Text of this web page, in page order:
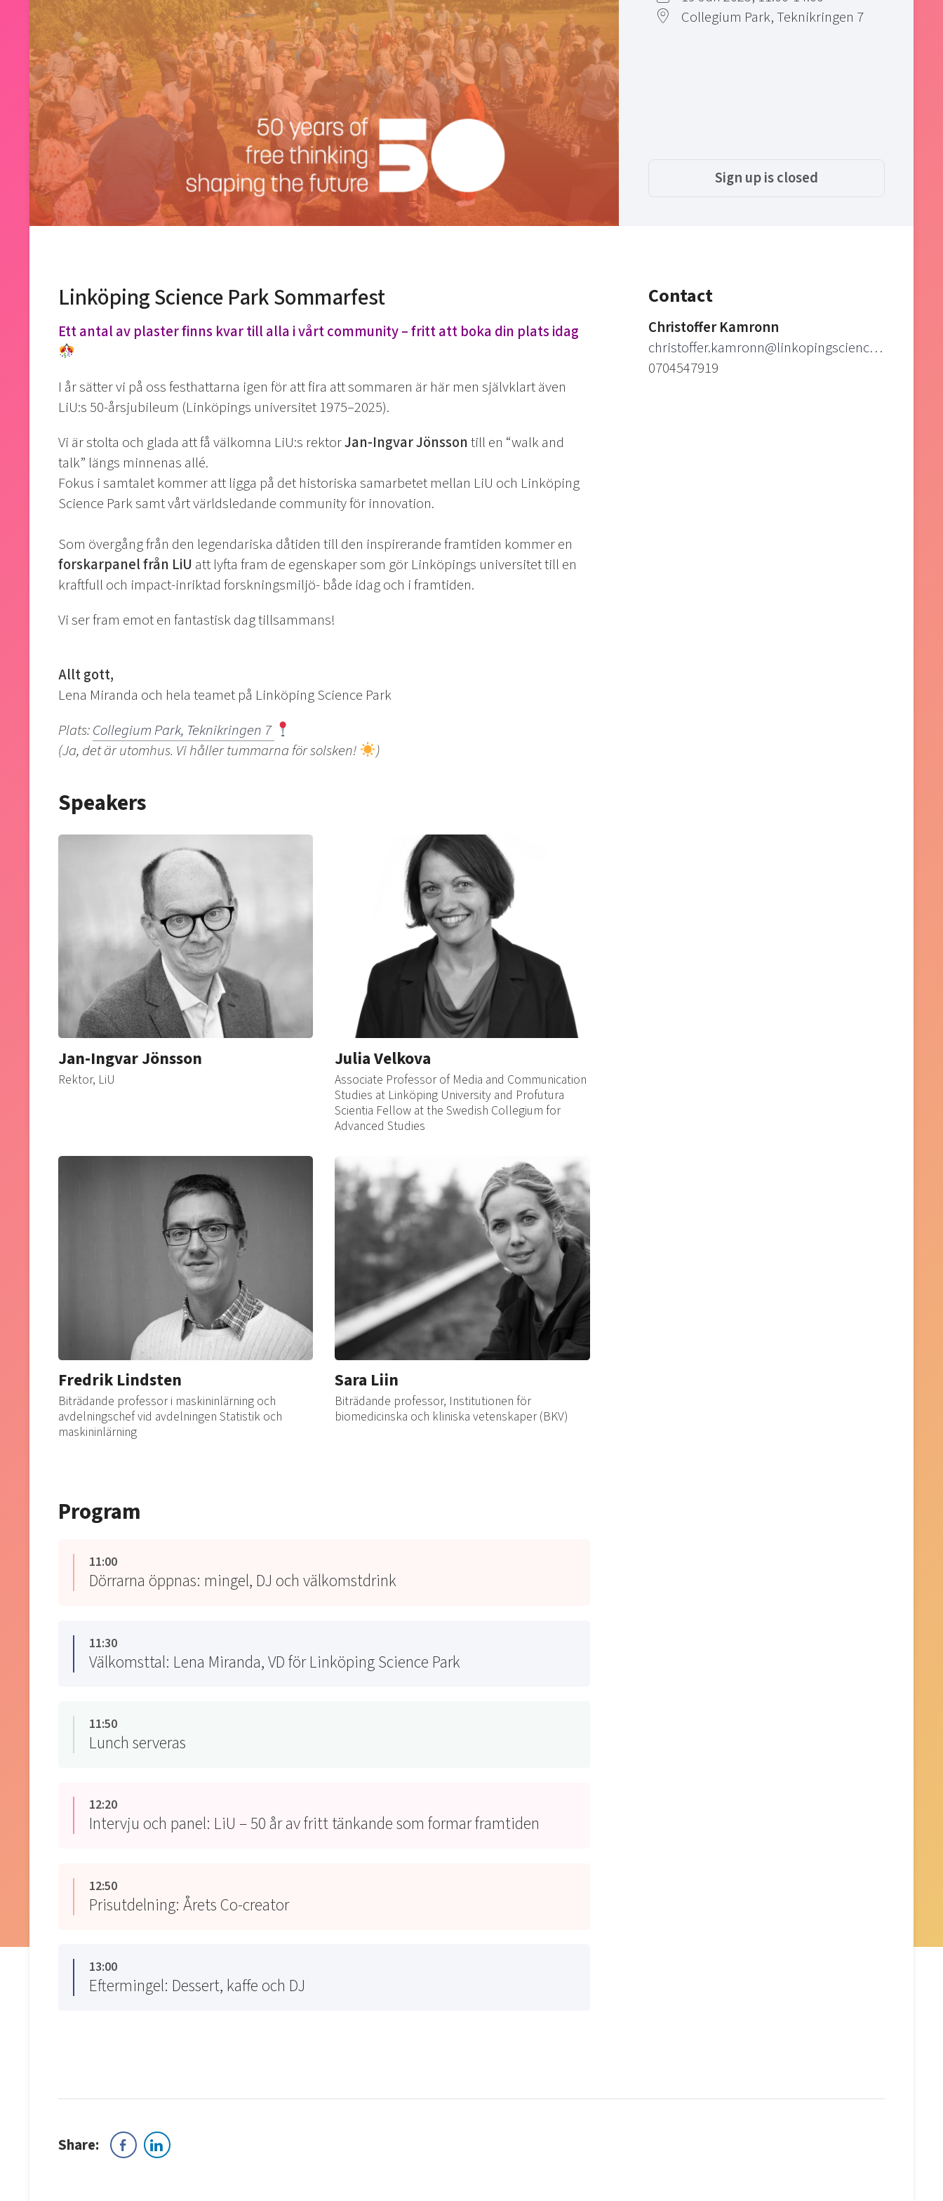
Collegium Park, Teknikringen 7
Sign up is closed
Linköping Science Park Sommarfest
Ett antal av plaster finns kvar till alla i vårt community – fritt att boka din plats idag
I år sätter vi på oss festhattarna igen för att fira att sommaren är här men självklart även
LiU:s 50-årsjubileum (Linköpings universitet 1975–2025).
Vi är stolta och glada att få välkomna LiU:s rektorJan-Ingvar Jönssontill en “walk and
talk” längs minnenas allé.
Fokus i samtalet kommer att ligga på det historiska samarbetet mellan LiU och Linköping
Science Park samt vårt världsledande community för innovation.
Som övergång från den legendariska dåtiden till den inspirerande framtiden kommer en
forskarpanel från LiU att lyfta fram de egenskapersom gör Linköpings universitet till en
kraftfull och impact-inriktad forskningsmiljö- både idag och i framtiden.
Vi ser fram emot en fantastisk dag tillsammans!
Allt gott,
Lena Miranda och hela teamet på Linköping Science Park
Plats:Collegium Park, Teknikringen 7
(Ja, det är utomhus. Vi håller tummarna för solsken!
)
Speakers
Jan-Ingvar Jönsson
Rektor, LiU
Julia Velkova
Associate Professor of Media and Communication
Studies at Linköping University and Profutura
Scientia Fellow at the Swedish Collegium for
Advanced Studies
Fredrik Lindsten
Biträdande professor i maskininlärning och
avdelningschef vid avdelningen Statistik och
maskininlärning
Sara Liin
Biträdande professor, Institutionen för
biomedicinska och kliniska vetenskaper (BKV)
Program
11:00
Dörrarna öppnas: mingel, DJ och välkomstdrink
11:30
Välkomsttal: Lena Miranda, VD för Linköping Science Park
11:50
Lunch serveras
12:20
Intervju och panel: LiU – 50 år av fritt tänkande som formar framtiden
12:50
Prisutdelning: Årets Co-creator
13:00
Eftermingel: Dessert, kaffe och DJ
Contact
Christoffer Kamronn
christoffer.kamronn@linkopingsciencepark.se
0704547919
Share: